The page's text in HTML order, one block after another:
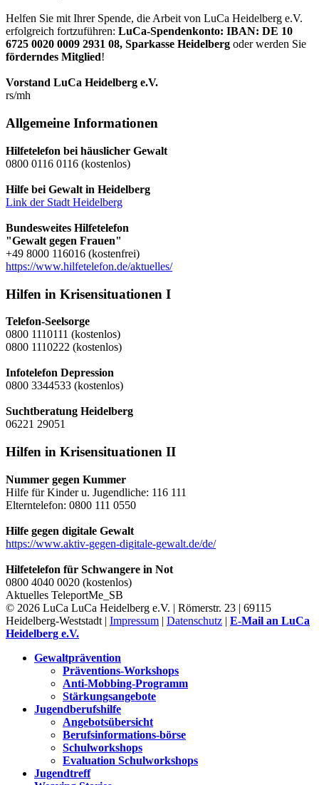
Helfen Sie mit Ihrer Spende, die Arbeit von LuCa Heidelberg e.V.
erfolgreich fortzuführen: LuCa-Spendenkonto: IBAN: DE 10
6725 0020 0009 2931 08, Sparkasse Heidelberg oder werden Sie
förderndes Mitglied!
Vorstand LuCa Heidelberg e.V.
rs/mh
Allgemeine Informationen
Hilfetelefon bei häuslicher Gewalt
0800 0116 0116 (kostenlos)
Hilfe bei Gewalt in Heidelberg
Link der Stadt Heidelberg
Bundesweites Hilfetelefon
"Gewalt gegen Frauen"
+49 8000 116016 (kostenfrei)
https://www.hilfetelefon.de/aktuelles/
Hilfen in Krisensituationen I
Telefon-Seelsorge
0800 1110111 (kostenlos)
0800 1110222 (kostenlos)
Infotelefon Depression
0800 3344533 (kostenlos)
Suchtberatung Heidelberg
06221 29051
Hilfen in Krisensituationen II
Nummer gegen Kummer
Hilfe für Kinder u. Jugendliche: 116 111
Elterntelefon: 0800 111 0550
Hilfe gegen digitale Gewalt
https://www.aktiv-gegen-digitale-gewalt.de/de/
Hilfetelefon für Schwangere in Not
0800 4040 0020 (kostenlos)
Aktuelles TeleportMe_SB
© 2026 LuCa LuCa Heidelberg e.V. | Römerstr. 23 | 69115
Heidelberg-Weststadt | Impressum | Datenschutz | E-Mail an LuCa
Heidelberg e.V.
Gewaltprävention
Präventions-Workshops
Anti-Mobbing-Programm
Stärkungsangebote
Jugendberufshilfe
Angebotsübersicht
Berufsinformations-börse
Schulworkshops
Evaluation Schulworkshops
Jugendtreff